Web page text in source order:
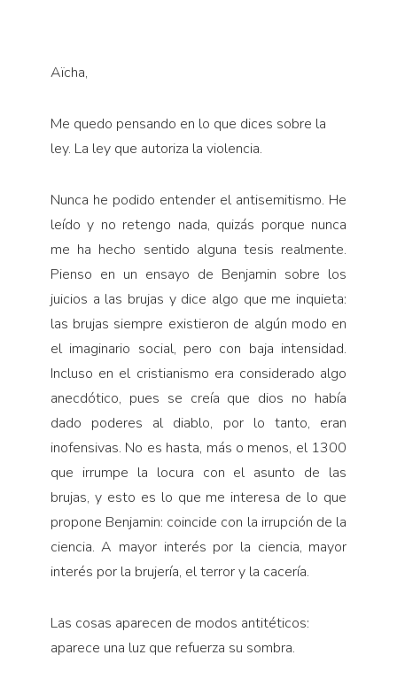
Aïcha,
Me quedo pensando en lo que dices sobre la
ley. La ley que autoriza la violencia.
Nunca he podido entender el antisemitismo. He
leído y no retengo nada, quizás porque nunca
me ha hecho sentido alguna te­sis realmente.
Pienso en un ensayo de Benjamin sobre los
juicios a las brujas y dice algo que me inquieta:
las brujas siempre existieron de algún modo en
el imaginario social, pero con baja intensidad.
Incluso en el cristianismo era considerado algo
anecdótico, pues se creía que dios no había
dado poderes al diablo, por lo tanto, eran
inofensivas. No es hasta, más o menos, el 1300
que irrumpe la locura con el asunto de las
brujas, y esto es lo que me interesa de lo que
propone Benjamin: coincide con la irrupción de la
ciencia. A mayor interés por la ciencia, mayor
interés por la brujería, el terror y la cacería.
Las cosas aparecen de modos antitéticos:
aparece una luz que refuerza su sombra.